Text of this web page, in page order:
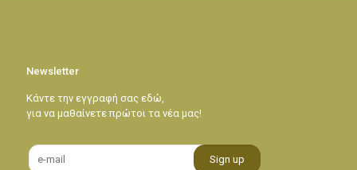
Newsletter
Κάντε την εγγραφή σας εδώ,
για να μαθαίνετε πρώτοι τα νέα μας!